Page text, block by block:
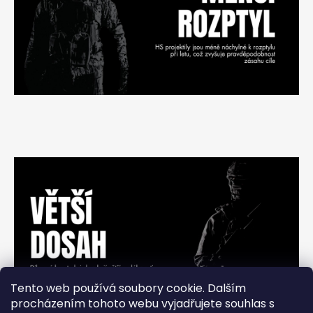
Tento web používá soubory cookie. Dalším
procházením tohoto webu vyjadřujete souhlas s